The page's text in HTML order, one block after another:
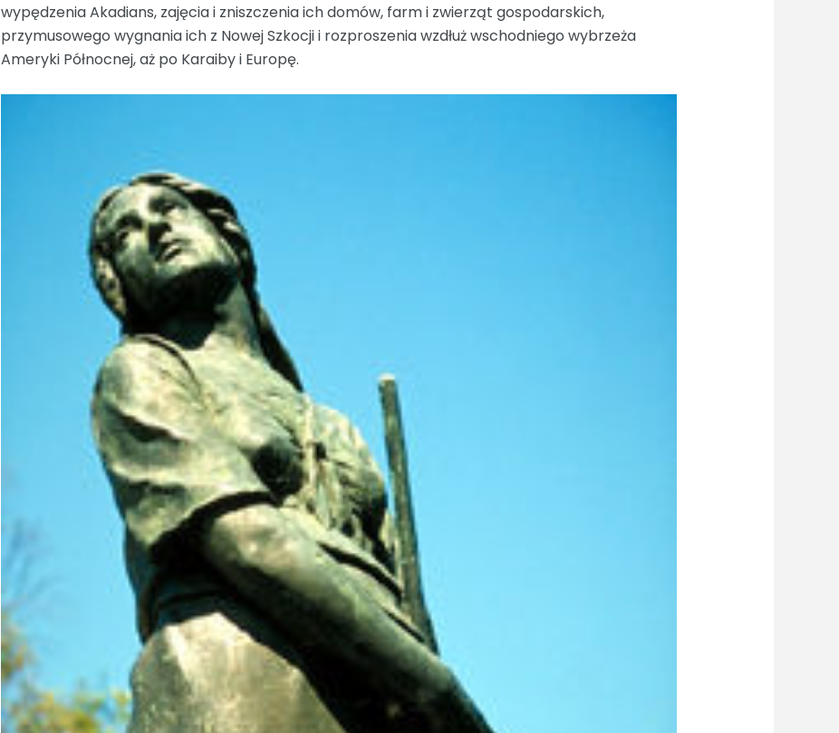
wypędzenia Akadians, zajęcia i zniszczenia ich domów, farm i zwierząt gospodarskich,
przymusowego wygnania ich z Nowej Szkocji i rozproszenia wzdłuż wschodniego wybrzeża
Ameryki Północnej, aż po Karaiby i Europę.